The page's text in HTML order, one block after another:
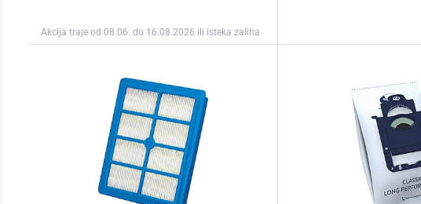
Akcija traje od 08.06. do 16.08.2026 ili isteka zaliha